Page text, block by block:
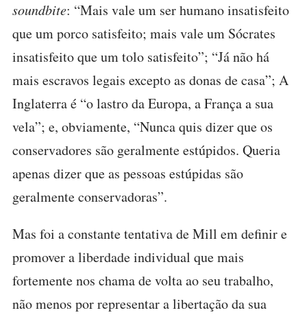
soundbite: “Mais vale um ser humano insatisfeito
que um porco satisfeito; mais vale um Sócrates
insatisfeito que um tolo satisfeito”; “Já não há
mais escravos legais excepto as donas de casa”; A
Inglaterra é “o lastro da Europa, a França a sua
vela”; e, obviamente, “Nunca quis dizer que os
conservadores são geralmente estúpidos. Queria
apenas dizer que as pessoas estúpidas são
geralmente conservadoras”.
Mas foi a constante tentativa de Mill em definir e
promover a liberdade individual que mais
fortemente nos chama de volta ao seu trabalho,
não menos por representar a libertação da sua